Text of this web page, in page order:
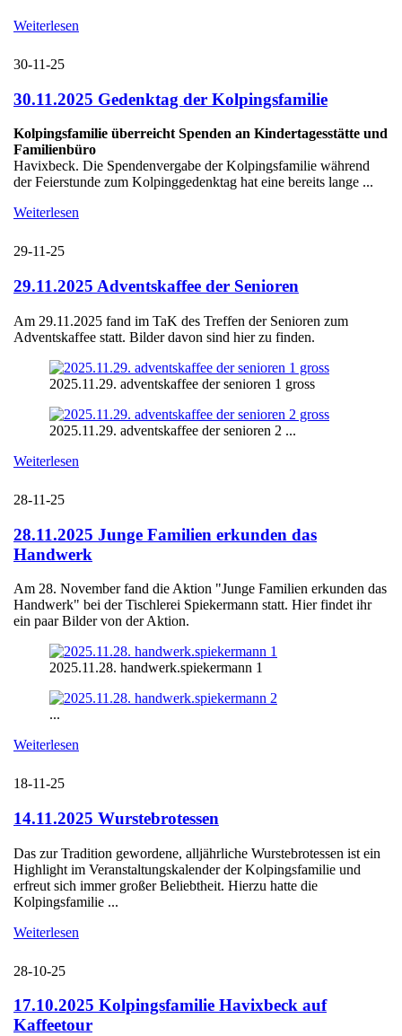
Weiterlesen
30-11-25
30.11.2025 Gedenktag der Kolpingsfamilie
Kolpingsfamilie überreicht Spenden an Kindertagesstätte und
Familienbüro
Havixbeck. Die Spendenvergabe der Kolpingsfamilie während
der Feierstunde zum Kolpinggedenktag hat eine bereits lange ...
Weiterlesen
29-11-25
29.11.2025 Adventskaffee der Senioren
Am 29.11.2025 fand im TaK des Treffen der Senioren zum
Adventskaffee statt. Bilder davon sind hier zu finden.
2025.11.29. adventskaffee der senioren 1 gross
2025.11.29. adventskaffee der senioren 2 ...
Weiterlesen
28-11-25
28.11.2025 Junge Familien erkunden das
Handwerk
Am 28. November fand die Aktion "Junge Familien erkunden das
Handwerk" bei der Tischlerei Spiekermann statt. Hier findet ihr
ein paar Bilder von der Aktion.
2025.11.28. handwerk.spiekermann 1
...
Weiterlesen
18-11-25
14.11.2025 Wurstebrotessen
Das zur Tradition gewordene, alljährliche Wurstebrotessen ist ein
Highlight im Veranstaltungskalender der Kolpingsfamilie und
erfreut sich immer großer Beliebtheit. Hierzu hatte die
Kolpingsfamilie ...
Weiterlesen
28-10-25
17.10.2025 Kolpingsfamilie Havixbeck auf
Kaffeetour